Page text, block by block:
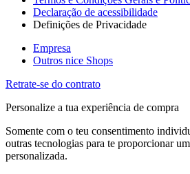
Declaração de acessibilidade
Definições de Privacidade
Empresa
Outros nice Shops
Retrate-se do contrato
Personalize a tua experiência de compra
Somente com o teu consentimento
outras tecnologias para te proporcionar
personalizada.